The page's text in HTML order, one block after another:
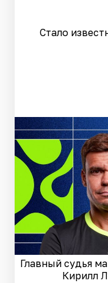
Стало
Главный судья
Кирилл